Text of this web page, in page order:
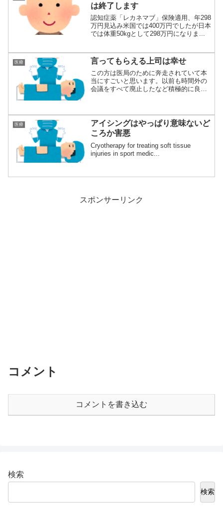
は終了します
認知症薬「レカネマブ」保険適用、年298
万円見込み米国では400万円でしたが日本
では体重50kgとして298万円になりま...
医療 言ってもらえる上司は幸せ
この方は医局のために奔走されていて本
当にすごいと思います。以前も時間外の
会議をすべて廃止したなど積極的に良い
医療
アイシングはやっぱり意味ないど
ころか害悪
Cryotherapy for treating soft tissue
injuries in sport medic...
スポンサーリンク
コメント
コメントを書き込む
検索
検索